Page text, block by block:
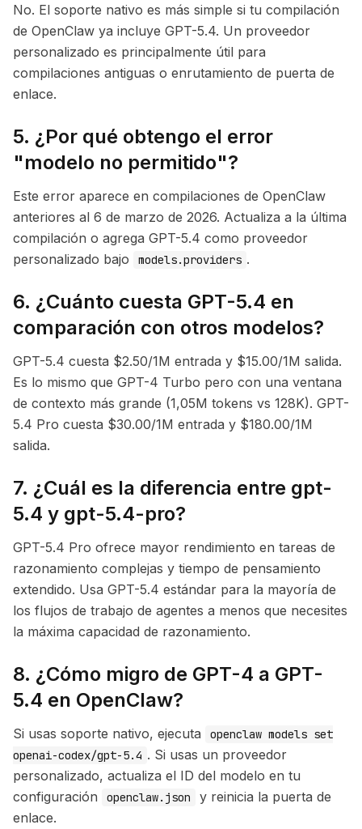
No. El soporte nativo es más simple si tu compilación
de OpenClaw ya incluye GPT-5.4. Un proveedor
personalizado es principalmente útil para
compilaciones antiguas o enrutamiento de puerta de
enlace.
5. ¿Por qué obtengo el error
"modelo no permitido"?
Este error aparece en compilaciones de OpenClaw
anteriores al 6 de marzo de 2026. Actualiza a la última
compilación o agrega GPT-5.4 como proveedor
personalizado bajo
models.providers .
6. ¿Cuánto cuesta GPT-5.4 en
comparación con otros modelos?
GPT-5.4 cuesta $2.50/1M entrada y $15.00/1M salida.
Es lo mismo que GPT-4 Turbo pero con una ventana
de contexto más grande (1,05M tokens vs 128K). GPT-
5.4 Pro cuesta $30.00/1M entrada y $180.00/1M
salida.
7. ¿Cuál es la diferencia entre gpt-
5.4 y gpt-5.4-pro?
GPT-5.4 Pro ofrece mayor rendimiento en tareas de
razonamiento complejas y tiempo de pensamiento
extendido. Usa GPT-5.4 estándar para la mayoría de
los flujos de trabajo de agentes a menos que necesites
la máxima capacidad de razonamiento.
8. ¿Cómo migro de GPT-4 a GPT-
5.4 en OpenClaw?
Si usas soporte nativo, ejecuta
openclaw models set
openai-codex/gpt-5.4 . Si usas un proveedor
personalizado, actualiza el ID del modelo en tu
configuración
openclaw.json
y reinicia la puerta de
enlace.